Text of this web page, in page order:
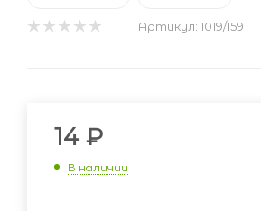
Артикул: 1019/159
14 ₽
В наличии